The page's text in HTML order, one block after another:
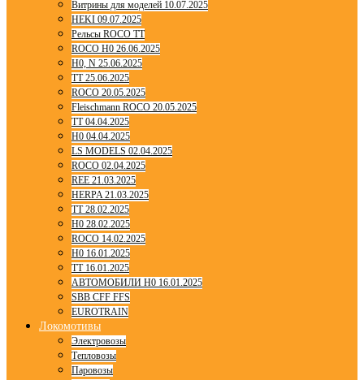
Витрины для моделей 10.07.2025
HEKI 09.07.2025
Рельсы ROCO TT
ROCO H0 26.06.2025
H0, N 25.06.2025
TT 25.06.2025
ROCO 20.05.2025
Fleischmann ROCO 20.05.2025
TT 04.04.2025
H0 04.04.2025
LS MODELS 02.04.2025
ROCO 02.04.2025
REE 21.03.2025
HERPA 21.03.2025
TT 28.02.2025
H0 28.02.2025
ROCO 14.02.2025
H0 16.01.2025
TT 16.01.2025
АВТОМОБИЛИ H0 16.01.2025
SBB CFF FFS
EUROTRAIN
Локомотивы
Электровозы
Тепловозы
Паровозы